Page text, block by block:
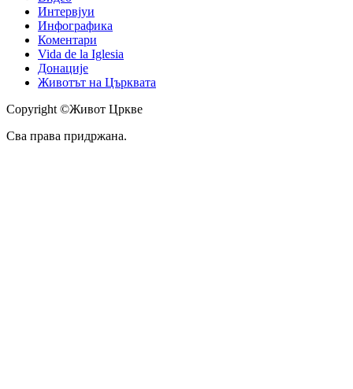
Интервјуи
Инфографика
Коментари
Vida de la Iglesia
Донације
Животът на Църквата
Copyright ©Живот Цркве
Сва права придржана.